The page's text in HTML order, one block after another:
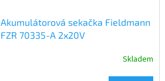
Akumulátorová sekačka Fieldmann
FZR 70335-A 2x20V
Skladem